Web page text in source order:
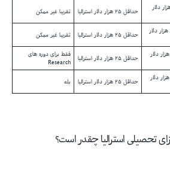
۱۰ هزار دلار
حداقل ۲۵ هزار دلار استرالیا تقریبا غیر ممکن
حداقل ۳۵ هزار دلار
حداقل ۲۵ هزار دلار استرالیا تقریبا غیر ممکن
حداقل ۴۰ هزار دلار
حداقل ۲۵ هزار دلار استرالیا
فقط برای دوره های
Research
حداقل ۴۰ هزار دلار
حداقل ۲۵ هزار دلار استرالیا بله
تحصیلی استرالیا چقدر است؟